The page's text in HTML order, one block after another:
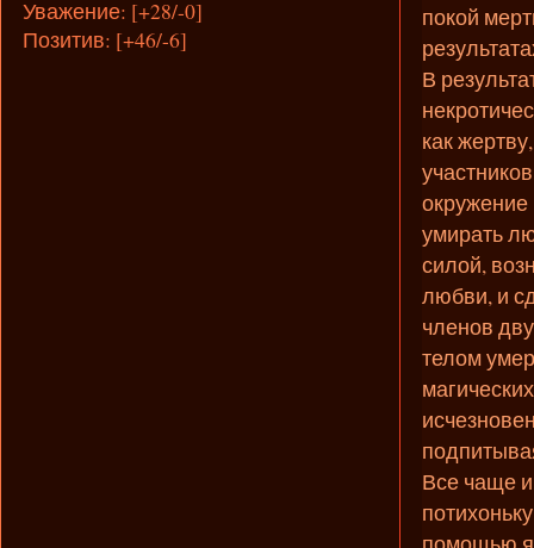
Уважение: [+28/-0]
Позитив: [+46/-6]
покой
В
как
окружение
умирать
силой,
любви, и
членов
телом
Все чаще